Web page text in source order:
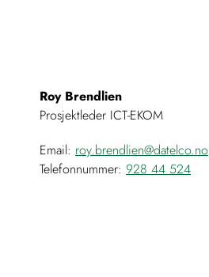
Roy Brendlien
Prosjektleder ICT-EKOM
Email: roy.brendlien@datelco.no
Telefonnummer: 928 44 524